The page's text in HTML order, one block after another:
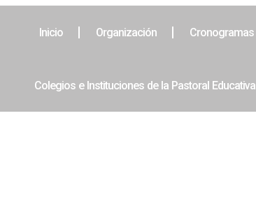
Inicio Organización Cronogramas
Colegios e Instituciones de la Pastoral Educativa